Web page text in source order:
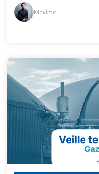
Maxime
(MM) Maxime